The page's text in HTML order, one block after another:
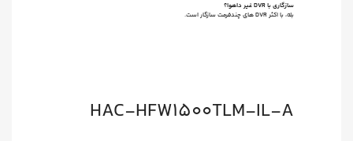
سازگاری با DVR غیر داهوا؟
بله، با اکثر DVR های چندفرمت سازگار است.
HAC-HFW1500TLM-IL-A